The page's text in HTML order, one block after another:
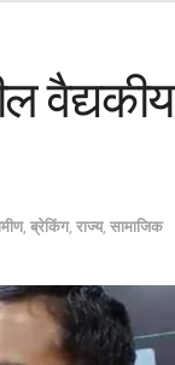
वैद्यकीय
, ब्रेकिंग, राज्य, सामाजिक